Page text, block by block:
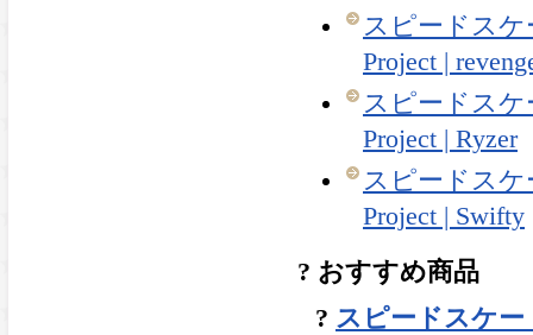
スピードス
Project |
スピードス
Project | Ryzer
スピードス
Project | Swifty
? おすすめ商品
? スピードスケー